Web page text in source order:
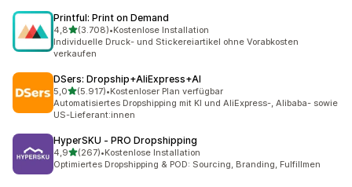
Printful: Print on Demand
4,8von 5 Sternen
(3.708)
3708 Rezensionen insgesamt
•Kostenlose Installation
Individuelle Druck- und Stickereiartikel ohne Vorabkosten
verkaufen
DSers: Dropship+AliExpress+AI
5,0von 5 Sternen
(5.917)
5917 Rezensionen insgesamt
•Kostenloser Plan verfügbar
Automatisiertes Dropshipping mit KI und AliExpress-, Alibaba- sowie
US-Lieferant:innen
HyperSKU ‑ PRO Dropshipping
4,9von 5 Sternen
(267)
267 Rezensionen insgesamt
•Kostenlose Installation
Optimiertes Dropshipping & POD: Sourcing, Branding, Fulfillmen